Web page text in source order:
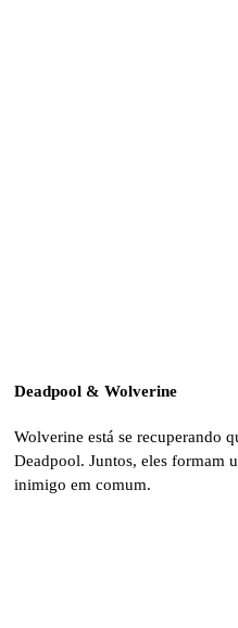
Deadpool & Wolverine
Wolverine está se recuperando
Deadpool. Juntos, eles formam
inimigo em comum.